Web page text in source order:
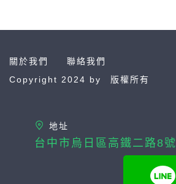
關於我們
聯絡我們
Copyright 2024 by
版權所有
地址
台中市烏日區高鐵二路8號